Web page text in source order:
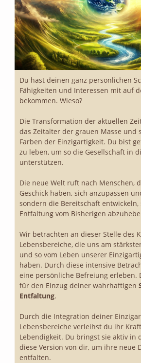
Du hast deinen ganz persönlichen
Fähigkeiten und Interessen mit auf
bekommen. Wieso?
Die Transformation der aktuellen
das Zeitalter der grauen Masse und
Farben der Einzigartigkeit. Du bist
zu leben, um so die Gesellschaft in
unterstützen.
Die neue Welt ruft nach Menschen,
Geschick haben, sich anzupassen
sondern die Bereitschaft
Entfaltung vom Bisherigen
Wir betrachten an dieser Stelle des
Lebensbereiche, die uns am
und so vom Leben unserer
haben. Durch diese intensive
eine persönliche Befreiung erleben.
für den Einzug deiner wahrhaftigen
Entfaltung.
Durch die Integration deiner
Lebensbereiche verleihst du ihr
Lebendigkeit. Du bringst sie aktiv in
diese Version von dir, um ihre neue
entfalten.